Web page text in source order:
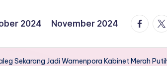
2024 November 2024
Sekarang Jadi Wamenpora Kabinet Merah